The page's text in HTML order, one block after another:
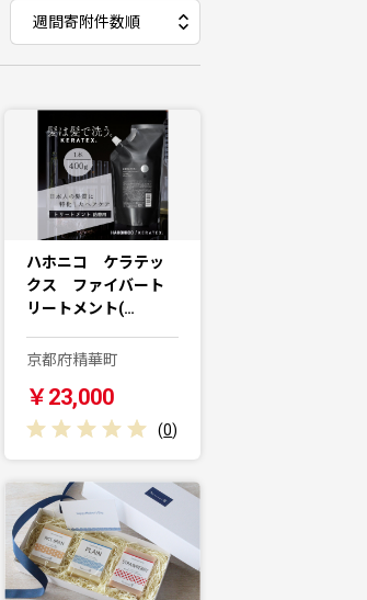
ハホニコ ケラテッ
クス ファイバート
リートメント(…
京都府精華町
￥23,000
(0)